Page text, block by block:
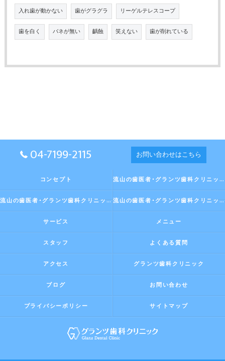
入れ歯が動かない 歯がグラグラ リーゲルテレスコープ
歯を白く バネが無い 齲蝕 笑えない 歯が削れている
04-7199-2115 お問い合わせはこちら
コンセプト 流山の歯医者･グランツ歯科クリニックの口コミ情報
流山の歯医者･グランツ歯科クリニックの評判 流山の歯医者･グランツ歯科クリニックのお客様の声
サービス メニュー
スタッフ よくある質問
アクセス グランツ歯科クリニック
ブログ お問い合わせ
プライバシーポリシー サイトマップ